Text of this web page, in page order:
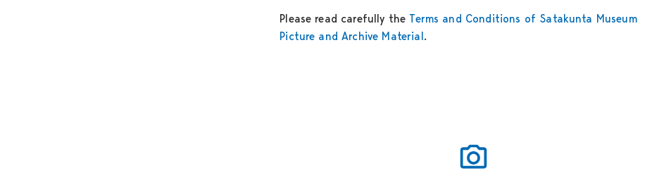
Please read carefully the Terms and Conditions of Satakunta Museum
Picture and Archive Material.